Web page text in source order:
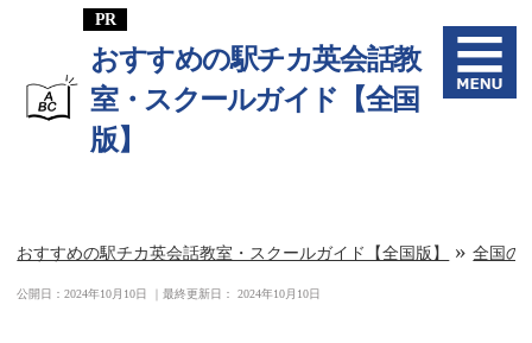
おすすめの駅チカ英会話教
室・スクールガイド【全国
版】
おすすめの駅チカ英会話教室・スクールガイド【全国版】 »全国の
公開日：2024年10月10日 ｜最終更新日：2024年10月10日